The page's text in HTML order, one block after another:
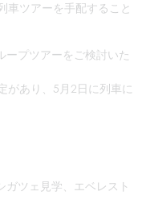
車ツアーを手配すること
ープツアーをご検討いた
があり、5月2日に列車に
ツェ見学、エベレスト